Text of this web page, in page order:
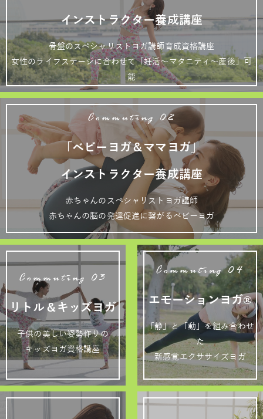
インストラクター養成講座
骨盤のスペシャリストヨガ講師育成資格講座
女性のライフステージに合わせて「妊活～マタニティ～産後」可
能
Commuting 02
「ベビーヨガ＆ママヨガ」
インストラクター養成講座
赤ちゃんのスペシャリストヨガ講師
赤ちゃんの脳の発達促進に繋がるベビーヨガ
Commuting 03
リトル＆キッズヨガ
子供の美しい姿勢作りの
キッズヨガ資格講座
Commuting 04
エモーションヨガ®
「静」と「動」を組み合わせ
た
新感覚エクササイズヨガ